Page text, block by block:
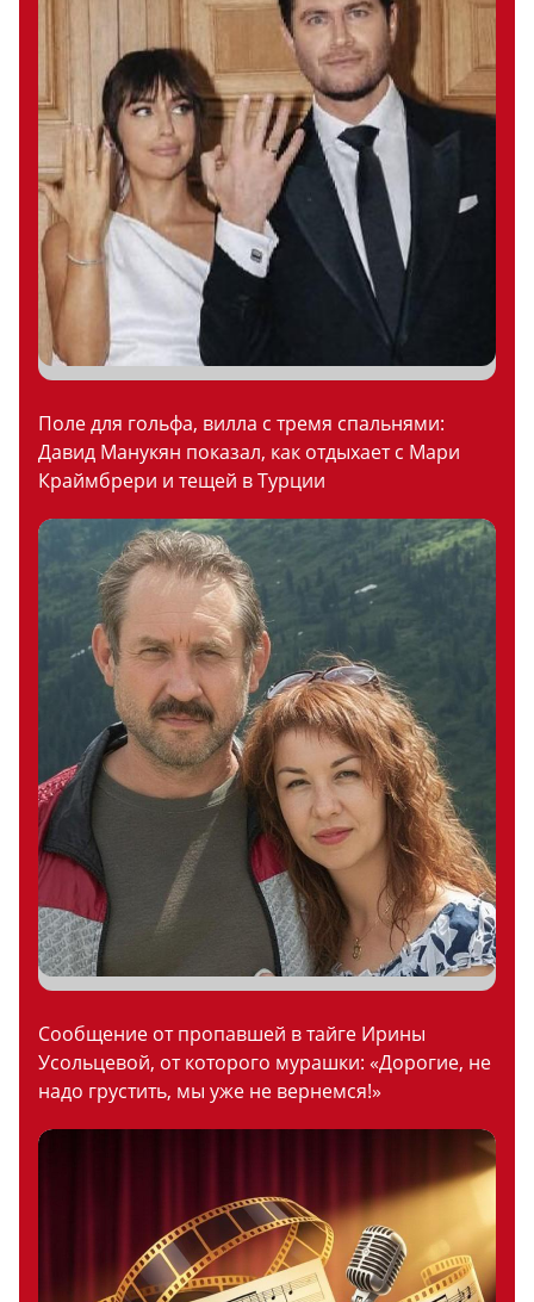
Поле для гольфа, вилла с тремя спальнями:
Давид Манукян показал, как отдыхает с Мари
Краймбрери и тещей в Турции
Сообщение от пропавшей в тайге Ирины
Усольцевой, от которого мурашки: «Дорогие, не
надо грустить, мы уже не вернемся!»